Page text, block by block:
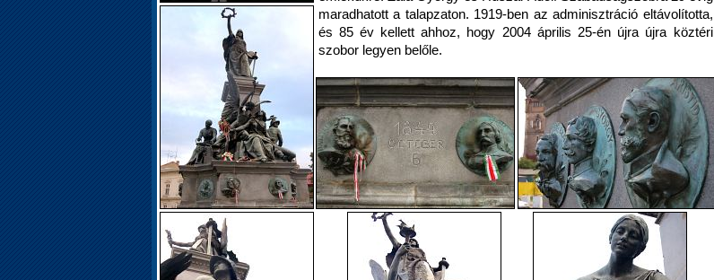
maradhatott a talapzaton. 1919-ben az adminisztráció eltávolította,
és 85 év kellett ahhoz, hogy 2004 április 25-én újra újra köztéri
szobor legyen belőle.